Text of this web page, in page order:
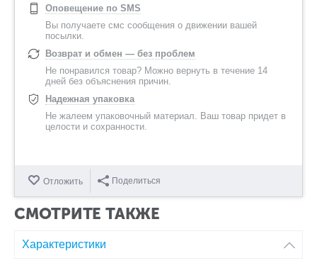
Оповещение по SMS
Вы получаете смс сообщения о движении вашей
посылки.
Возврат и обмен — без проблем
Не понравился товар? Можно вернуть в течение 14
дней без объяснения причин.
Надежная упаковка
Не жалеем упаковочный материал. Ваш товар придет в
целости и сохранности.
Отложить Поделиться
СМОТРИТЕ ТАКЖЕ
Характеристики